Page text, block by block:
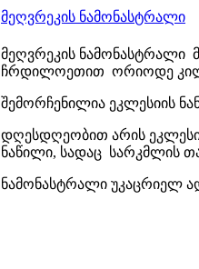
მეღვრეკის ნამონასტრალი
მეღვრეკის ნამონასტრალი
ჩრდილოეთით ორიოდე
შემორჩენილია ეკლესიის
დღესდღეობით არის
ნაწილი, სადაც სარკმლის
ნამონასტრალი უკაცრიელ